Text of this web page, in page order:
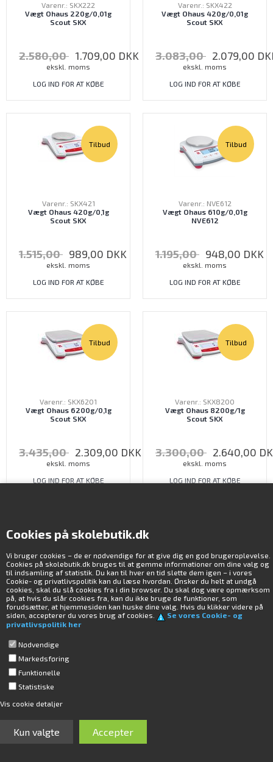
Cookies på skolebutik.dk
Vi bruger cookies – de er nødvendige for at give dig en god brugeroplevelse.
Cookies på skolebutik.dk bruges til at gemme informationer om dine valg og
til indsamling af statistik. Du kan til hver en tid slette dem igen – i vores
Cookie- og privatlivspolitik kan du læse hvordan. Ønsker du helt at undgå
cookies, skal du slå cookies fra i din browser. Du skal dog være opmærksom
på, at hvis du slår cookies fra, kan du ikke bruge de funktioner, som
forudsætter, at hjemmesiden kan huske dine valg. Hvis du klikker videre på
siden, accepterer du vores brug af cookies.
Se vores Cookie- og
privatlivspolitik her
Nødvendige
Markedsføring
Funktionelle
Statistiske
Vis cookie detaljer
Varenr.: SKX222
Vægt Ohaus 220g/0,01g
Scout SKX
2.580,00 1.709,00 DKK
ekskl. moms
LOG IND FOR AT KØBE
Varenr.: SKX422
Vægt Ohaus 420g/0,01g
Scout SKX
3.083,00 2.079,00
ekskl. moms
LOG IND FOR AT KØBE
Tilbud
Varenr.: SKX421
Vægt Ohaus 420g/0,1g
Scout SKX
1.515,00 989,00 DKK
ekskl. moms
LOG IND FOR AT KØBE
Tilbud
Varenr.: NVE612
Vægt Ohaus 610g/0,01g
NVE612
1.195,00 948,00 DKK
ekskl. moms
LOG IND FOR AT KØBE
Tilbud
Varenr.: SKX6201
Vægt Ohaus 6200g/0,1g
Scout SKX
3.435,00 2.309,00 DKK
ekskl. moms
LOG IND FOR AT KØBE
Tilbud
Varenr.: SKX8200
Vægt Ohaus 8200g/1g
Scout SKX
3.300,00 2.640,00
ekskl. moms
LOG IND FOR AT KØBE
Tilbud
Varenr.: 47.150
Modul Dværgfatning E10, 3B
129,00
ekskl. moms
Varenr.: 87016
Gitter, optisk, 100 l/mm